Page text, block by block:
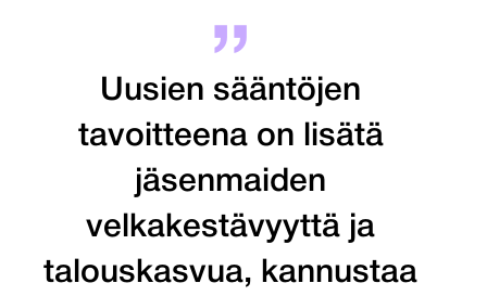
Uusien sääntöjen
tavoitteena on lisätä
jäsenmaiden
velkakestävyyttä ja
talouskasvua, kannustaa